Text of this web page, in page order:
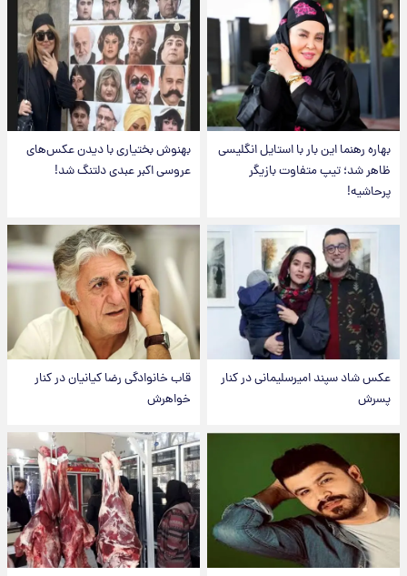
بهاره رهنما این بار با استایل انگلیسی
ظاهر شد؛ تیپ متفاوت بازیگر
پرحاشیه!
بهنوش بختیاری با دیدن عکس‌های
عروسی اکبر عبدی دلتنگ شد!
عکس شاد سپند امیرسلیمانی در کنار
پسرش
قاب خانوادگی رضا کیانیان در کنار
خواهرش